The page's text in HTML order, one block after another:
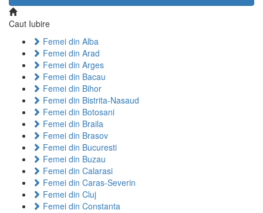
Caut Iubire
Femei din Alba
Femei din Arad
Femei din Arges
Femei din Bacau
Femei din Bihor
Femei din Bistrita-Nasaud
Femei din Botosani
Femei din Braila
Femei din Brasov
Femei din Bucuresti
Femei din Buzau
Femei din Calarasi
Femei din Caras-Severin
Femei din Cluj
Femei din Constanta